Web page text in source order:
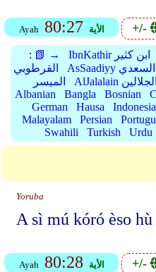
Ayah 80:27 الأية +/-
: 📗 → IbnKathir ابن كثير
القرطوبي
AsSaadiyy السعدي
الميسر
AlJalalain الجلالين
Albanian
Bangla Bosnian
German
Hausa
Malayalam
Persian
Swahili
Turkish Urdu
Yoruba
A sì mú kóró èso
Ayah 80:28 الأية +/-